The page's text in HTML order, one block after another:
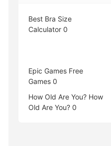
Best Bra Size
Calculator 0
Epic Games Free
Games 0
How Old Are You? How
Old Are You? 0